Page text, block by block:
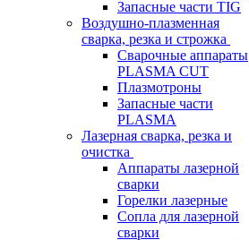
Запасные части TIG
Воздушно-плазменная
сварка, резка и строжка
Сварочные аппараты
PLASMA CUT
Плазмотроны
Запасные части
PLASMA
Лазерная сварка, резка и
очистка
Аппараты лазерной
сварки
Горелки лазерные
Сопла для лазерной
сварки